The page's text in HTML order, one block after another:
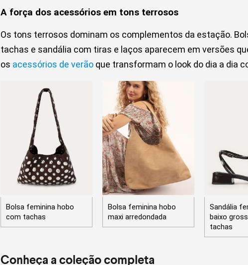
A força dos acessórios em tons terrosos
Os tons terrosos dominam os complementos da estação.
tachas e sandália com tiras e laços aparecem em versões
os acessórios de verão que transformam o look do dia a dia
Bolsa feminina hobo
com tachas
Bolsa feminina hobo
maxi arredondada
Sandália
baixo
tachas
Conheça a coleção completa